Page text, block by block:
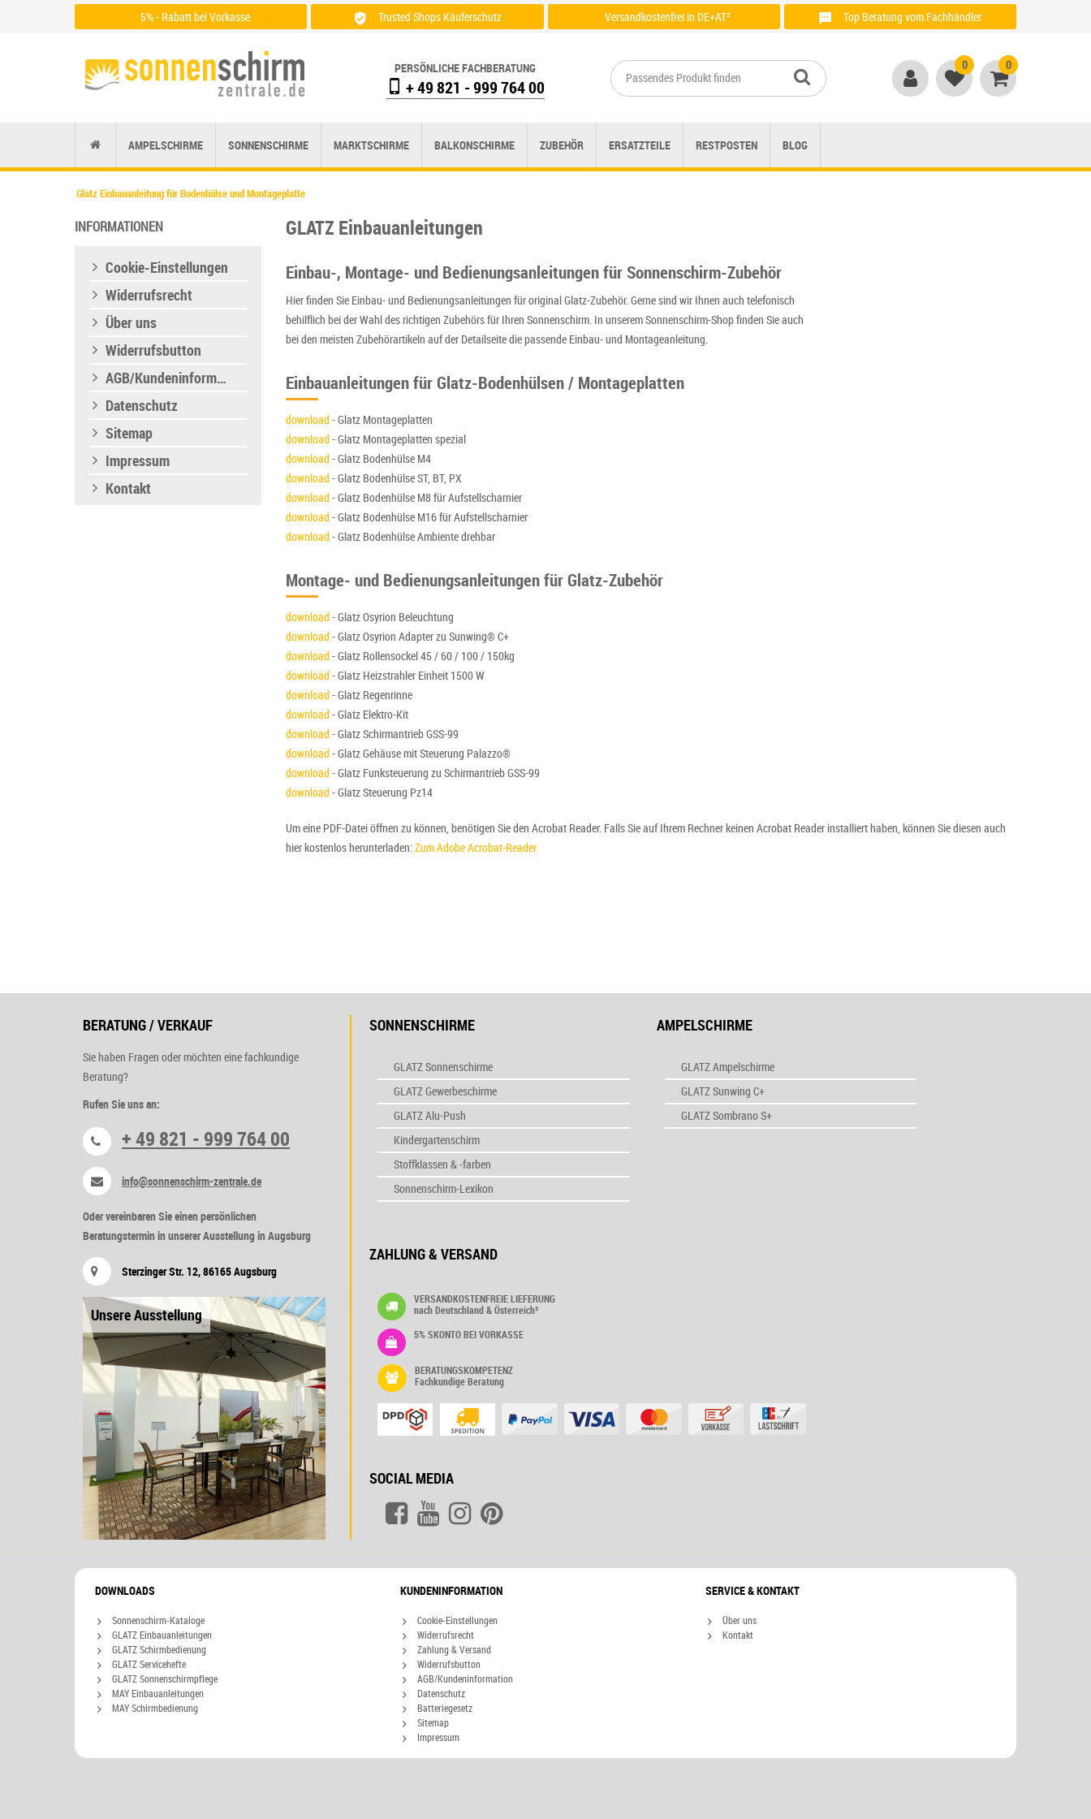
5% - Rabatt bei Vorkasse
Trusted Shops Käuferschutz
Versandkostenfrei in DE+AT²
Top Beratung vom Fachhändler
PERSÖNLICHE FACHBERATUNG
+ 49 821 - 999 764 00
0 0
AMPELSCHIRME SONNENSCHIRME MARKTSCHIRME BALKONSCHIRME ZUBEHÖR ERSATZTEILE RESTPOSTEN BLOG
Glatz Einbauanleitung für Bodenhülse und Montageplatte
INFORMATIONEN
Cookie-Einstellungen
Widerrufsrecht
Über uns
Widerrufsbutton
AGB/Kundeninformation
Datenschutz
Sitemap
Impressum
Kontakt
GLATZ Einbauanleitungen
Einbau-, Montage- und Bedienungsanleitungen für Sonnenschirm-Zubehör
Hier finden Sie Einbau- und Bedienungsanleitungen für original Glatz-Zubehör. Gerne sind wir Ihnen auch telefonisch
behilflich bei der Wahl des richtigen Zubehörs für Ihren Sonnenschirm. In unserem Sonnenschirm-Shop finden Sie auch
bei den meisten Zubehörartikeln auf der Detailseite die passende Einbau- und Montageanleitung.
Einbauanleitungen für Glatz-Bodenhülsen / Montageplatten
download - Glatz Montageplatten
download - Glatz Montageplatten spezial
download - Glatz Bodenhülse M4
download - Glatz Bodenhülse ST, BT, PX
download - Glatz Bodenhülse M8 für Aufstellscharnier
download - Glatz Bodenhülse M16 für Aufstellscharnier
download - Glatz Bodenhülse Ambiente drehbar
Montage- und Bedienungsanleitungen für Glatz-Zubehör
download - Glatz Osyrion Beleuchtung
download - Glatz Osyrion Adapter zu Sunwing® C+
download - Glatz Rollensockel 45 / 60 / 100 / 150kg
download - Glatz Heizstrahler Einheit 1500 W
download - Glatz Regenrinne
download - Glatz Elektro-Kit
download - Glatz Schirmantrieb GSS-99
download - Glatz Gehäuse mit Steuerung Palazzo®
download - Glatz Funksteuerung zu Schirmantrieb GSS-99
download - Glatz Steuerung Pz14
Um eine PDF-Datei öffnen zu können, benötigen Sie den Acrobat Reader. Falls Sie auf Ihrem Rechner keinen Acrobat Reader installiert haben, können Sie diesen auch
hier kostenlos herunterladen:Zum Adobe Acrobat-Reader
BERATUNG / VERKAUF
Sie haben Fragen oder möchten eine fachkundige
Beratung?
Rufen Sie uns an:
+ 49 821 - 999 764 00
info@sonnenschirm-zentrale.de
Oder vereinbaren Sie einen persönlichen
Beratungstermin in unserer Ausstellung in Augsburg
Sterzinger Str. 12, 86165 Augsburg
Unsere Ausstellung
SONNENSCHIRME
GLATZ Sonnenschirme
GLATZ Gewerbeschirme
GLATZ Alu-Push
Kindergartenschirm
Stoffklassen & -farben
Sonnenschirm-Lexikon
AMPELSCHIRME
GLATZ Ampelschirme
GLATZ Sunwing C+
GLATZ Sombrano S+
ZAHLUNG & VERSAND
VERSANDKOSTENFREIE LIEFERUNG
nach Deutschland & Österreich²
5% SKONTO BEI VORKASSE
BERATUNGSKOMPETENZ
Fachkundige Beratung
SOCIAL MEDIA
DOWNLOADS
Sonnenschirm-Kataloge
GLATZ Einbauanleitungen
GLATZ Schirmbedienung
GLATZ Servicehefte
GLATZ Sonnenschirmpflege
MAY Einbauanleitungen
MAY Schirmbedienung
KUNDENINFORMATION
Cookie-Einstellungen
Widerrufsrecht
Zahlung & Versand
Widerrufsbutton
AGB/Kundeninformation
Datenschutz
Batteriegesetz
Sitemap
Impressum
SERVICE & KONTAKT
Über uns
Kontakt